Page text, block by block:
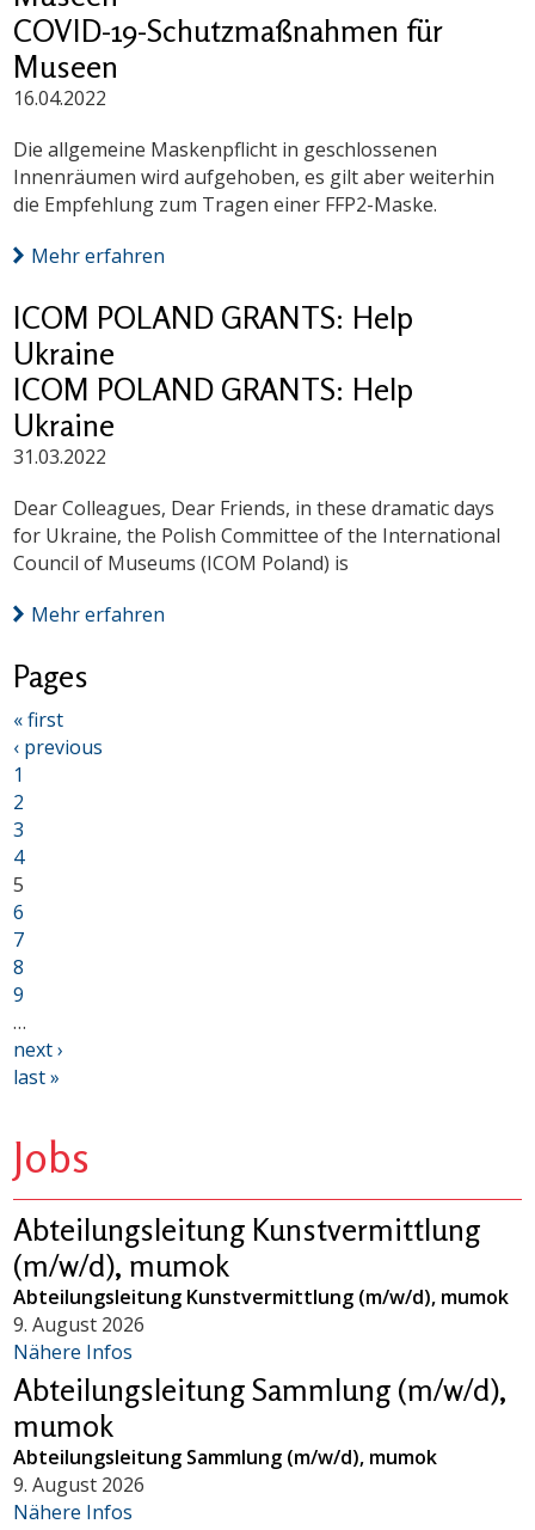
COVID-19-Schutzmaßnahmen für
Museen
16.04.2022
Die allgemeine Maskenpflicht in geschlossenen
Innenräumen wird aufgehoben, es gilt aber weiterhin
die Empfehlung zum Tragen einer FFP2-Maske.
Mehr erfahren
ICOM POLAND GRANTS: Help
Ukraine
ICOM POLAND GRANTS: Help
Ukraine
31.03.2022
Dear Colleagues, Dear Friends, in these dramatic days
for Ukraine, the Polish Committee of the International
Council of Museums (ICOM Poland) is
Mehr erfahren
Pages
« first
‹ previous
1
2
3
4
5
6
7
8
9
…
next ›
last »
Jobs
Abteilungsleitung Kunstvermittlung
(m/w/d), mumok
Abteilungsleitung Kunstvermittlung (m/w/d), mumok
9. August 2026
Nähere Infos
Abteilungsleitung Sammlung (m/w/d),
mumok
Abteilungsleitung Sammlung (m/w/d), mumok
9. August 2026
Nähere Infos